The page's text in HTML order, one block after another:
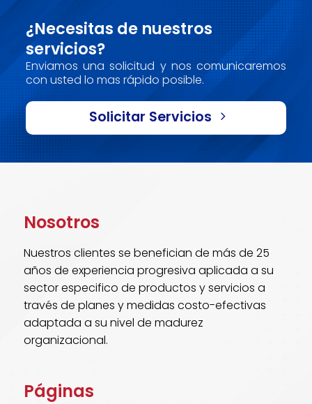
¿Necesitas de nuestros
servicios?
Enviamos una solicitud y nos comunicaremos
con usted lo mas rápido posible.
Solicitar Servicios
Nosotros
Nuestros clientes se benefician de más de 25
años de experiencia progresiva aplicada a su
sector especifico de productos y servicios a
través de planes y medidas costo-efectivas
adaptada a su nivel de madurez
organizacional.
Páginas